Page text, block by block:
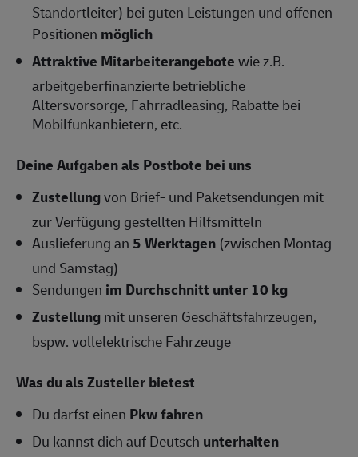
Standortleiter) bei guten Leistungen und offenen
Positionen möglich
Attraktive Mitarbeiterangebotewie z.B.
arbeitgeberfinanzierte betriebliche
Altersvorsorge, Fahrradleasing, Rabatte bei
Mobilfunkanbietern, etc.
Deine Aufgaben als Postbote bei uns
Zustellungvon Brief- und Paketsendungen mit
zur Verfügung gestellten Hilfsmitteln
Auslieferung an5 Werktagen (zwischen Montag
und Samstag)
Sendungen im Durchschnitt unter 10 kg
Zustellungmit unseren Geschäftsfahrzeugen,
bspw. vollelektrische Fahrzeuge
Was du als Zusteller bietest
Du darfst einen Pkw fahren
Du kannst dich auf Deutsch unterhalten